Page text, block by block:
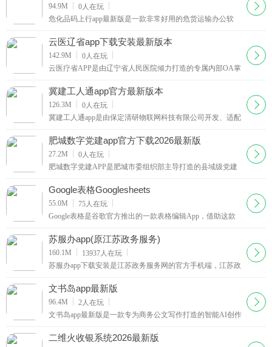
94.9M 0 人在玩
危化品码上行app最新版是一款非常好用的危货运输办公软
手机端工具，支持小伙伴们进行移动办公、在线学习、
下载
云医辽省app下载安装最新版本
142.9M 0 人在玩
云医疗省APP是由辽宁省人民医院倾力打造的专属内部OA掌
深度结合医院日常办公、临床诊疗、内部协作等核心工
下载
冀建工人通app官方最新版本
126.3M 0 人在玩
冀建工人通app是由保定清研物联网科技有限公司开发、适配
全体建筑一线工人打造的规范化用工管理便民软件。
下载
肥城数字党建app官方下载2026最新版
27.2M 0 人在玩
肥城数字党建APP是肥城市委组织部主导打造的县域级党建
众研发，集党务管理、党员教育、民生服务、基层治理
下载
Google表格Googlesheets
55.0M 75 人在玩
Google表格是谷歌官方推出的一款表格编辑App，借助这款
人展开协作。这款App自带有简体中文，欢迎有需要的朋友
前来下载这款App。主要功能-创建新的电子表格，或者打开
并编辑您在网络上或其他设备上创建的任
下载
苏服办app(原江苏政务服务)
160.1M 13937 人在玩
苏服办app下载安装是江苏政务服务网的官方手机端，江苏政
务服务热线等多种政务服务于一体。
下载
文书岛app最新版
96.4M 2 人在玩
文书岛app最新版是一款专为商务公文写作打造的智能AI创作
公文写作，涵盖机关单位，职场，媒体写作，短视频
下载
二维火收银系统2026最新版